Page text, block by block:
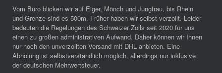
Vom Büro blicken wir auf Eiger, Mönch und Jungfrau, bis Rhein
und Grenze sind es 500m. Früher haben wir selbst verzollt. Leider
bedeuten die Regelungen des Schweizer Zolls seit 2020 für uns
einen zu großen administrativen Aufwand. Daher können wir Ihnen
nur noch den unverzollten Versand mit DHL anbieten. Eine
Abholung ist selbstverständlich möglich, allerdings nur inklusive
der deutschen Mehrwertsteuer.